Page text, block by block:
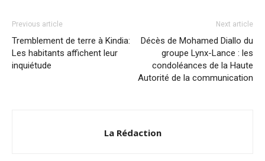
Previous article
Tremblement de terre à Kindia:
Les habitants affichent leur
inquiétude
Next article
Décès de Mohamed Diallo du
groupe Lynx-Lance : les
condoléances de la Haute
Autorité de la communication
La Rédaction